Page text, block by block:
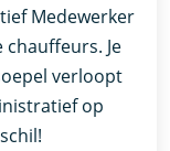
Medewerker
Je
verloopt
op